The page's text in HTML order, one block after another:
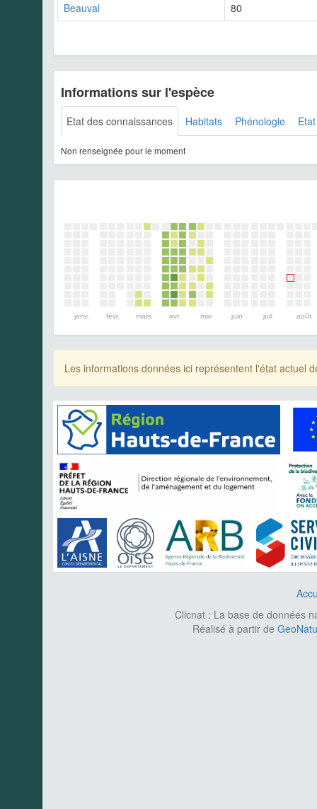
Beauval
80
Informations sur l'espèce
Etat des connaissances Habitats Phénologie
Non renseignée pour le moment
janv. févr. mars avr. mai juin juil. août
Les informations données ici représentent l'état actuel
Clicnat : La base de données
Réalisé à partir de